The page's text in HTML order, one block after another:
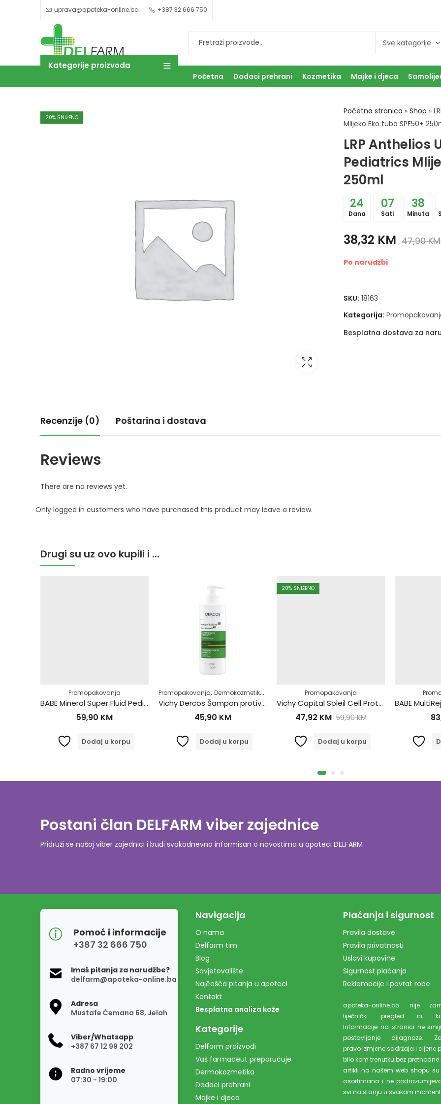
uprava@apoteka-online.ba +387 32 666 750
Kategorije proizvoda
Početna Dodaci prehrani Kozmetika Majke i djeca
20% SNIŽENO
Početna stranica » Shop »
Mlijeko Eko tuba SPF50+
LRP Anthelios
Pediatrics
250ml
24
Dana
07
Sati
38
Minuta
38,32 KM 47,90KM
Po narudžbi
SKU: 18163
Kategorija:
Besplatna dostava za
Recenzije (0) Poštarina i dostava
Reviews
There are no reviews yet.
Only logged in customers who have purchased this product may leave a review.
Drugi su uz ovo kupili i ...
Normalna koža,Područje oko očiju i usana,Stanje kože,Zdrav život
Hiperpigmentacije (tamne mrlje) Zaštita za lice
Promopakovanja
BABE Mineral Super Fluid Pediatric SPF50 50ml 632500
59,90 KM
Dodaj u korpu
Promopakovanja, Dermokozmetika Perut
Vichy Dercos Šampon protiv peruti za Suhu kosu 390ml
45,90 KM
Dodaj u korpu
20% SNIŽENO
Promopakovanja
Vichy Capital Soleil Cell Protect Zaštitno Ulje SPF30 200ml
47,92 KM 59,90KM
Dodaj u korpu
Postani član DELFARM viber zajednice
Pridruži se našoj viber zajednici i budi svakodnevno informisan o novostima u apoteci DELFARM
Pomoć i informacije
+387 32 666 750
Imaš pitanja za narudžbe?
delfarm@apoteka-online.ba
Adresa
Mustafe Ćemana 68, Jelah
Viber/Whatsapp
+387 67 12 99 202
Radno vrijeme
07:30 - 19:00
Navigacija
O nama
Delfarm tim
Blog
Savjetovalište
Najčešća pitanja u apoteci
Kontakt
Besplatna analiza kože
Kategorije
Delfarm proizvodi
Vaš farmaceut preporučuje
Dermokozmetika
Dodaci prehrani
Majke i djeca
Plaćanja i sigurnost
Pravila dostave
Pravila privatnosti
Uslovi kupovine
Sigurnost plaćanja
Reklamacije i povrat robe
apoteka-online.ba nije
liječnički pregled ni
Informacije na stranici ne
postavljanje dijagnoze.
pravo izmjene sadržaja i cijene
bilo kom trenutku bez prethodne
artikli na našem web shopu
asortimana i ne
svi na stanju u svakom